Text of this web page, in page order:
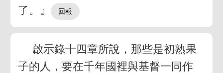
了。』
啟示錄十四章所說，那些是初熟果
子的人，要在千年國裡與基督一同作